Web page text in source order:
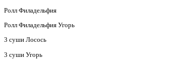
Ролл Филадельфия
Ролл Филадельфия Угорь
3 суши Лосось
3 суши Угорь